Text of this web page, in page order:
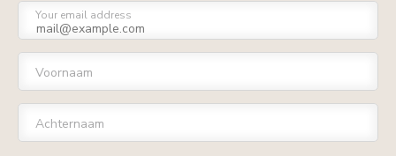
Your email address
Voornaam
Achternaam